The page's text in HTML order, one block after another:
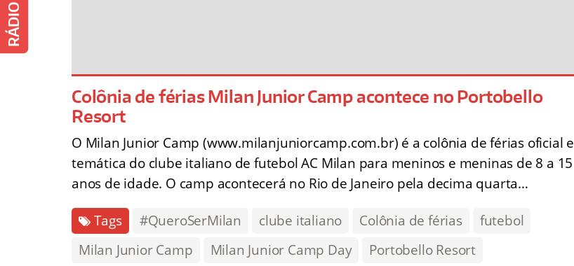
Colônia de férias Milan Junior Camp acontece no Portobello
Resort
O Milan Junior Camp (www.milanjuniorcamp.com.br) é a colônia de férias oficial e
temática do clube italiano de futebol AC Milan para meninos e meninas de 8 a 15
anos de idade. O camp acontecerá no Rio de Janeiro pela decima quarta…
Tags #QueroSerMilan clube italiano Colônia de férias
futebol
Milan Junior Camp
Milan Junior Camp Day
Portobello Resort
RÁDIO